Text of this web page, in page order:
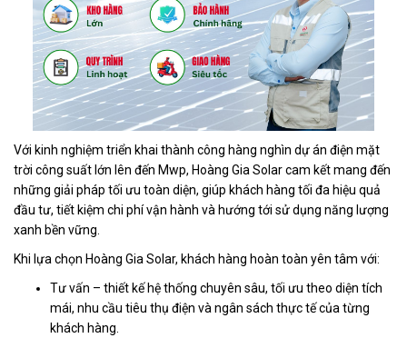
Với kinh nghiệm triển khai thành công hàng nghìn dự án điện mặt
trời công suất lớn lên đến Mwp, Hoàng Gia Solar cam kết mang đến
những giải pháp tối ưu toàn diện, giúp khách hàng tối đa hiệu quả
đầu tư, tiết kiệm chi phí vận hành và hướng tới sử dụng năng lượng
xanh bền vững.
Khi lựa chọn Hoàng Gia Solar, khách hàng hoàn toàn yên tâm với:
Tư vấn – thiết kế hệ thống chuyên sâu, tối ưu theo diện tích
mái, nhu cầu tiêu thụ điện và ngân sách thực tế của từng
khách hàng.